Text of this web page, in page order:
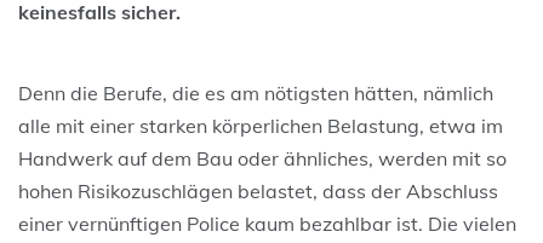
keinesfalls sicher.
Denn die Berufe, die es am nötigsten hätten, nämlich
alle mit einer starken körperlichen Belastung, etwa im
Handwerk auf dem Bau oder ähnliches, werden mit so
hohen Risikozuschlägen belastet, dass der Abschluss
einer vernünftigen Police kaum bezahlbar ist. Die vielen